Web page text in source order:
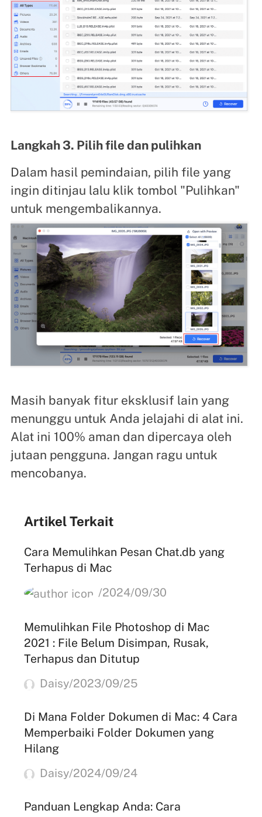
Langkah 3. Pilih file dan pulihkan
Dalam hasil pemindaian, pilih file yang
ingin ditinjau lalu klik tombol "Pulihkan"
untuk mengembalikannya.
Masih banyak fitur eksklusif lain yang
menunggu untuk Anda jelajahi di alat ini.
Alat ini 100% aman dan dipercaya oleh
jutaan pengguna. Jangan ragu untuk
mencobanya.
Artikel Terkait
Cara Memulihkan Pesan Chat.db yang
Terhapus di Mac
/2024/09/30
Memulihkan File Photoshop di Mac
2021 : File Belum Disimpan, Rusak,
Terhapus dan Ditutup
Daisy/2023/09/25
Di Mana Folder Dokumen di Mac: 4 Cara
Memperbaiki Folder Dokumen yang
Hilang
Daisy/2024/09/24
Panduan Lengkap Anda: Cara